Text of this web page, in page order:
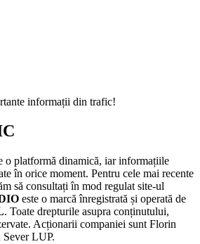
informații din trafic!
o platformă dinamică, iar informațiile
în orice moment. Pentru cele mai recente
să consultați în mod regulat site-ul
este o marcă înregistrată și operată de
. Toate drepturile asupra conținutului,
Acționarii companiei sunt Florin
LUP.